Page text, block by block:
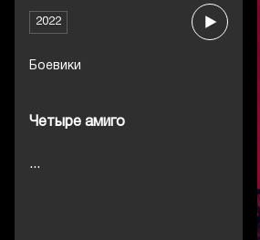
2022
Боевики
Четыре амиго
...